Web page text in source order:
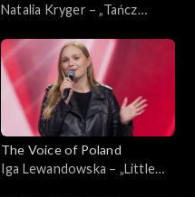
Natalia Kryger – „Tańcz
Poland”, Przesłuchania w
ciemno, 28 września 2024
The Voice of Poland
Iga Lewandowska – „Little